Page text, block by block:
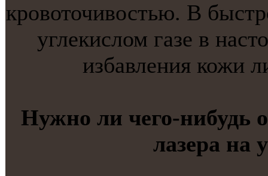
кровоточивостью. В
углекислом газе в
избавления кожи
Нужнo ли чего-нибудь
лазера на